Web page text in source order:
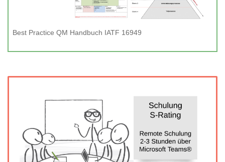
Best Practice QM Handbuch IATF 16949